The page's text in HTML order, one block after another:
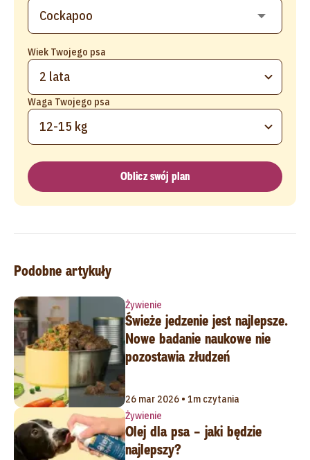
Wiek Twojego psa
2 lata
Waga Twojego psa
12-15 kg
Oblicz swój plan
Podobne artykuły
Żywienie
Świeże jedzenie jest najlepsze.
Nowe badanie naukowe nie
pozostawia złudzeń
26 mar 2026 • 1m czytania
Żywienie
Olej dla psa – jaki będzie
najlepszy?